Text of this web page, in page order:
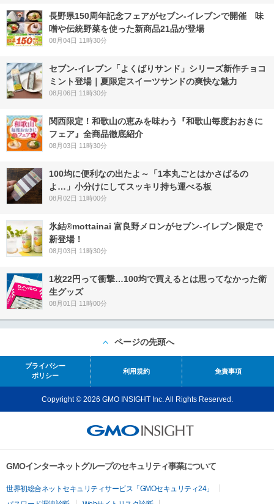
長野県150周年記念フェアがセブン-イレブンで開催 味
噌や伝統野菜を使った新商品21品が登場
08月04日 11時30分
セブン‐イレブン「よくばりサンド」シリーズ新作チョコ
ミント登場｜夏限定スイーツサンドの爽快な魅力
08月06日 11時30分
関西限定！和歌山の恵みを味わう『和歌山毎度おおきに
フェア』全商品徹底紹介
08月03日 11時30分
100均に便利なの出たよ～「1本丸ごとはかさばるの
よ…」小分けにしてスッキリ持ち運べる板
08月02日 11時00分
氷結®mottainai 富良野メロンがセブン‐イレブン限定で
新登場！
08月03日 11時30分
1枚22円って衝撃…100均で買えるとは思ってなかった衛
生グッズ
08月01日 11時00分
ページの先頭へ
プライバシー
ポリシー
利用規約 免責事項
Copyright © 2026 GMO INSIGHT Inc. All Rights Reserved.
GMOインターネットグループのセキュリティ事業について
世界初総合ネットセキュリティサービス「GMOセキュリティ24」